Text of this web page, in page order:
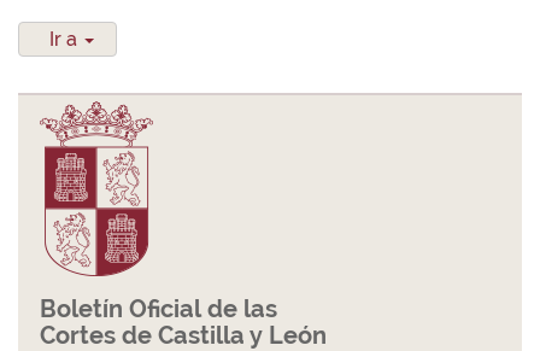
Ir a
Boletín Oficial de las
Cortes de Castilla y León